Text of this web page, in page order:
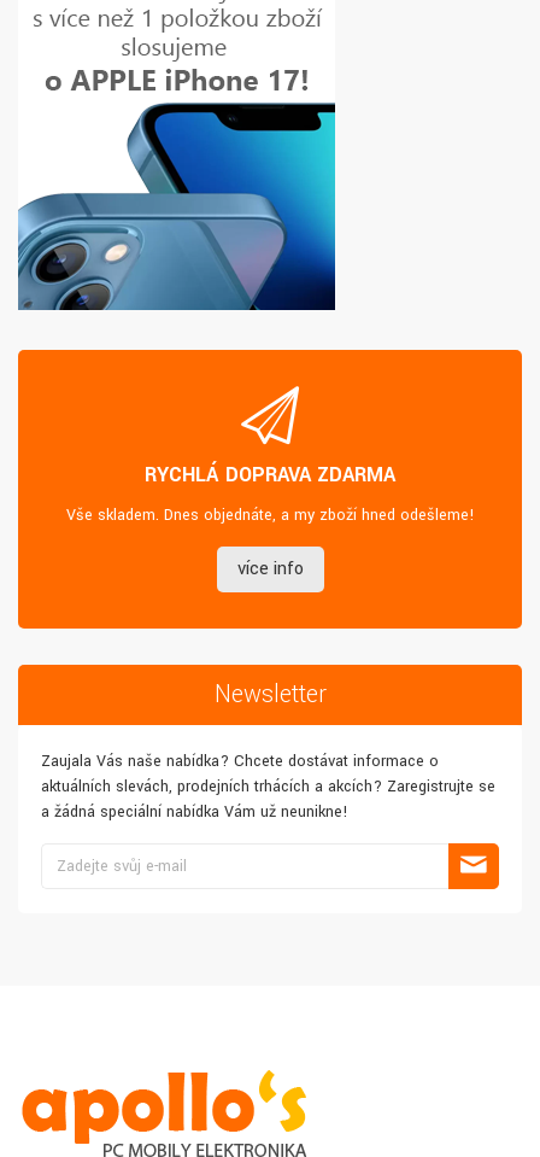
RYCHLÁ DOPRAVA ZDARMA
Vše skladem. Dnes objednáte, a my zboží hned odešleme!
více info
Newsletter
Zaujala Vás naše nabídka? Chcete dostávat informace o
aktuálních slevách, prodejních trhácích a akcích? Zaregistrujte se
a žádná speciální nabídka Vám už neunikne!